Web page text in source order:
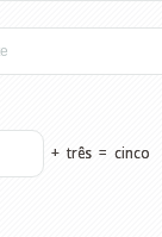
+ três = cinco